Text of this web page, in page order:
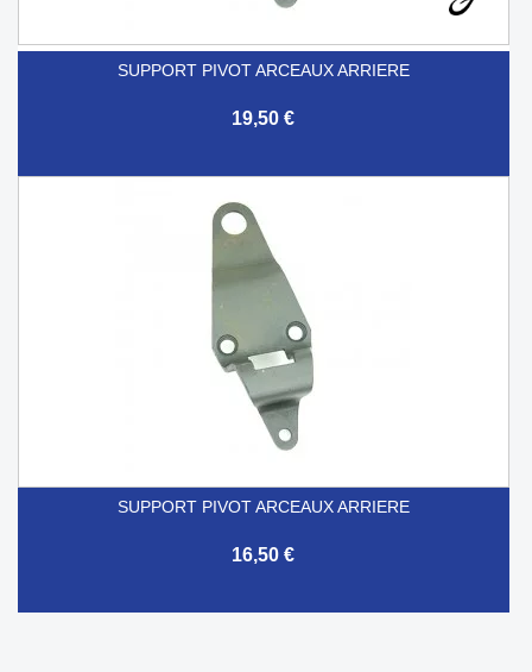
SUPPORT PIVOT ARCEAUX ARRIERE
19,50 €
SUPPORT PIVOT ARCEAUX ARRIERE
16,50 €